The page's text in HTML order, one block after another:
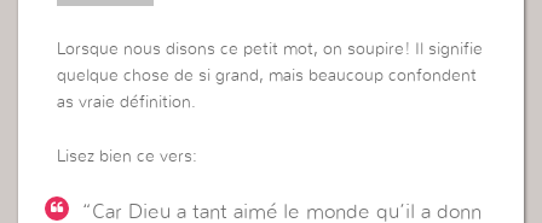
Lorsque nous disons ce petit mot, on soupire! Il signifie
quelque chose de si grand, mais beaucoup confondent
as vraie définition.
Lisez bien ce vers:
“Car Dieu a tant aimé le monde qu’il a donn